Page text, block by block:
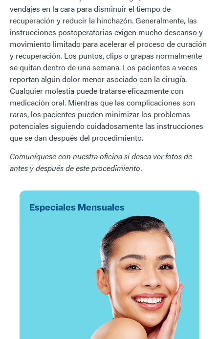
vendajes en la cara para disminuir el tiempo de
recuperación y reducir la hinchazón. Generalmente, las
instrucciones postoperatorias exigen mucho descanso y
movimiento limitado para acelerar el proceso de curación
y recuperación. Los puntos, clips o grapas normalmente
se quitan dentro de una semana. Los pacientes a veces
reportan algún dolor menor asociado con la cirugía.
Cualquier molestia puede tratarse eficazmente con
medicación oral. Mientras que las complicaciones son
raras, los pacientes pueden minimizar los problemas
potenciales siguiendo cuidadosamente las instrucciones
que se dan después del procedimiento.
Comuníquese con nuestra oficina si desea ver fotos de
antes y después de este procedimiento.
Especiales Mensuales